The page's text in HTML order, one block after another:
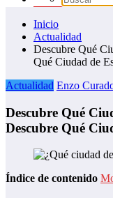
Inicio
Actualidad
Descubre Qué
Qué Ciudad de
Actualidad Enzo
Descubre Qué
Descubre Qué
Índice de contenido